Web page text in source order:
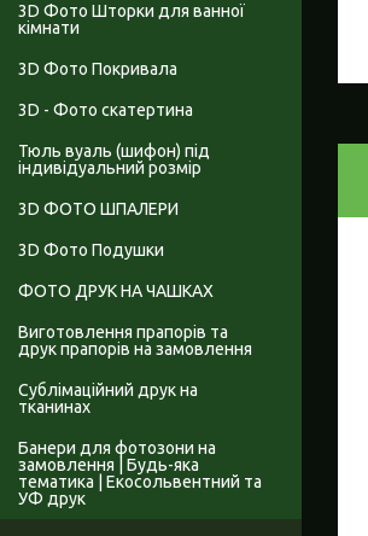
3D Фото Шторки для ванної
кімнати
3D Фото Покривала
3D - Фото скатертина
Тюль вуаль (шифон) під
індивідуальний розмір
3D ФОТО ШПАЛЕРИ
3D Фото Подушки
ФОТО ДРУК НА ЧАШКАХ
Виготовлення прапорів та
друк прапорів на замовлення
Сублімаційний друк на
тканинах
Банери для фотозони на
замовлення | Будь-яка
тематика | Екосольвентний та
УФ друк